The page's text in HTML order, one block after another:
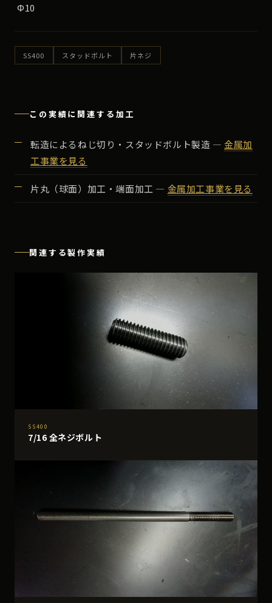
Φ10
SS400 スタッドボルト 片ネジ
この実績に関連する加工
転造によるねじ切り・スタッドボルト製造 ―金属加
工事業を見る
片丸（球面）加工・端面加工 ― 金属加工事業を見る
関連する製作実績
SS400
7/16 全ネジボルト